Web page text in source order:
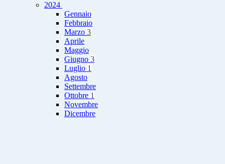
2024
Gennaio
Febbraio
Marzo 3
Aprile
Maggio
Giugno 3
Luglio 1
Agosto
Settembre
Ottobre 1
Novembre
Dicembre